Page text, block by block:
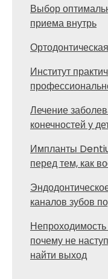
Выбор
приема внутрь
Институт
Лечение
конечностей у
Импланты
перед тем, как
каналов зубов
почему не
найти выход